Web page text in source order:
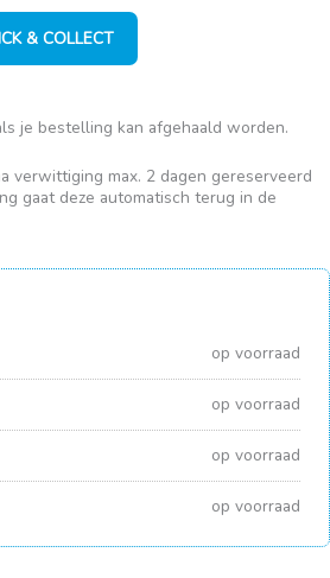
& COLLECT
je bestelling kan afgehaald worden.
verwittiging max. 2 dagen gereserveerd
gaat deze automatisch terug in de
op voorraad
op voorraad
op voorraad
op voorraad